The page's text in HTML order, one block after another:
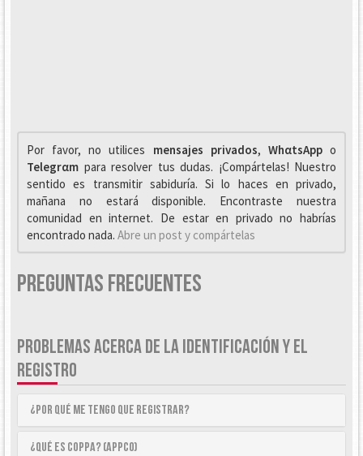
Por favor, no utilices mensajes privados, WhαtsAppo
Telegrαm para resolver tus dudas. ¡Compártelas! Nuestro
sentido es transmitir sabiduría. Si lo haces en privado,
mañana no estará disponible. Encontraste nuestra
comunidad en internet. De estar en privado no habrías
encontrado nada. Abre un post y compártelas
Preguntas Frecuentes
PROBLEMAS ACERCA DE LA IDENTIFICACIÓN Y EL
REGISTRO
¿Por qué me tengo que registrar?
¿Qué es COPPA? (APPCO)